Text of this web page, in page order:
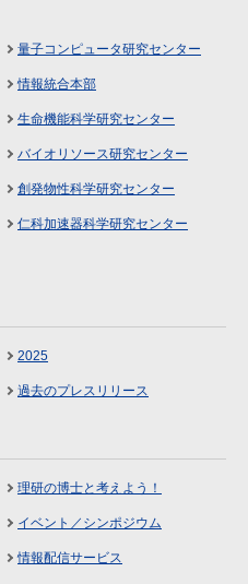
量子コンピュータ研究センター
情報統合本部
生命機能科学研究センター
バイオリソース研究センター
創発物性科学研究センター
仁科加速器科学研究センター
2025
過去のプレスリリース
理研の博士と考えよう！
イベント／シンポジウム
情報配信サービス